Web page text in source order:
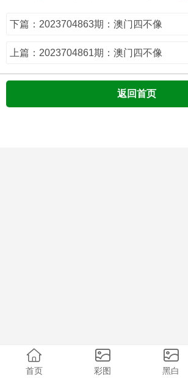
下篇：2023704863期：澳门四不像
上篇：2023704861期：澳门四不像
返回首页
首页 彩图 黑白